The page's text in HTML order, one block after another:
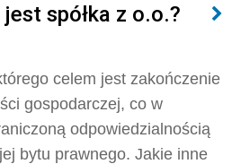
spółka z o.o.?
celem jest zakończenie
gospodarczej, co w
odpowiedzialnością
bytu prawnego. Jakie inne